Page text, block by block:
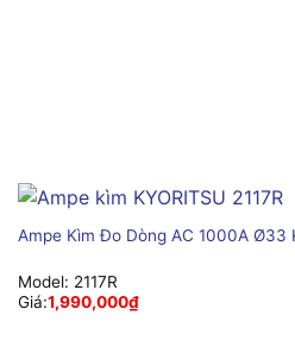
Ampe Kìm Đo Dòng AC 1000A Ø33
Model: 2117R
Giá:1,990,000₫